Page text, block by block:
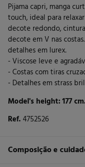
Pijama capri, manga
touch, ideal para
decote redondo,
decote em V nas
detalhes em lurex.
- Viscose leve e
- Costas com tiras
- Detalhes em strass
Model's height: 177
Ref.4752526
Composição e